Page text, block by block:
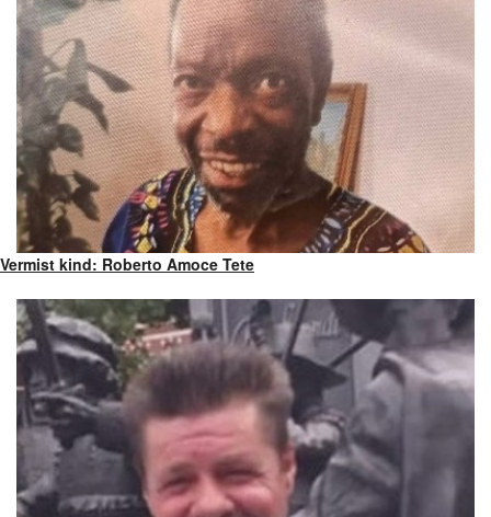
Vermist kind: Roberto Amoce Tete